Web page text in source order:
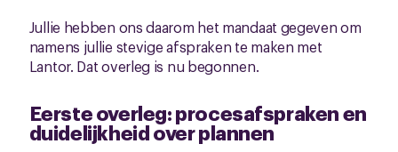
Jullie hebben ons daarom het mandaat gegeven om
namens jullie stevige afspraken te maken met
Lantor. Dat overleg is nu begonnen.
Eerste overleg: procesafspraken en
duidelijkheid over plannen